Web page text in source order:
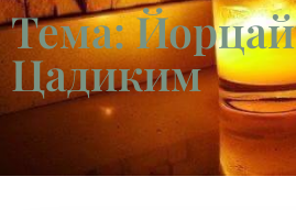
Тема: Йорцай
Цадиким